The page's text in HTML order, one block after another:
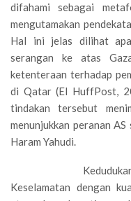
difahami sebagai
mengutamakan
Hal ini jelas dilihat
serangan ke atas
ketenteraan terhadap
di Qatar (El HuffPost,
tindakan tersebut
menunjukkan peranan
Haram Yahudi.
Kedudukan AS
Keselamatan dengan